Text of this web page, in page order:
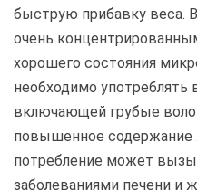
быструю прибавку веса.
очень
хорошего состояния
необходимо употреблять
включающей грубые
повышенное содержание
потребление может
заболеваниями печени и